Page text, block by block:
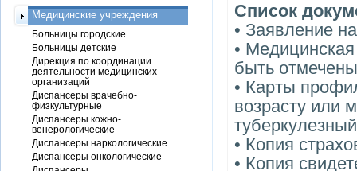
Список
• Заявление
•
быть
• Карты
возрасту или
• Копия
• Копия
Медицинские учреждения
Больницы городские
Больницы детские
Дирекция по координации
деятельности медицинских
организаций
Диспансеры врачебно-
физкультурные
Диспансеры кожно-
венерологические
Диспансеры наркологические
Диспансеры онкологические